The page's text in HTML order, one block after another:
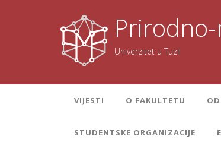
Univerzitet u Tuzli
VIJESTI O FAKULTETU
STUDENTSKE ORGANIZACIJE